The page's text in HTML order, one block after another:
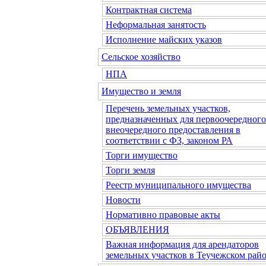
Контрактная система
Неформальная занятость
Исполнение майских указов
Сельское хозяйство
НПА
Имущество и земля
Перечень земельных участков,
предназначенных для
внеочередного предоставления в
соответствии с ФЗ, законом РА
Торги имущество
Торги земля
Реестр муниципального имущества
Новости
Нормативно правовые акты
ОБЪЯВЛЕНИЯ
Важная информация для арендаторов
земельных участков в Теучежском